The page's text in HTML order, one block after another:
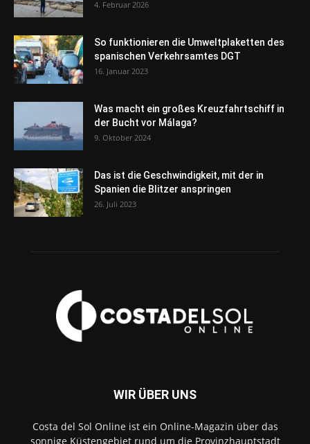
4. Februar 2026
So funktionieren die Umweltplaketten des
spanischen Verkehrsamtes DGT
16. Januar 2023
Was macht ein großes Kreuzfahrtschiff in
der Bucht vor Málaga?
9. Oktober 2024
Das ist die Geschwindigkeit, mit der in
Spanien die Blitzer anspringen
26. Juli 2023
WIR ÜBER UNS
Costa del Sol Online ist ein Online-Magazin über das
sonnige Küstengebiet rund um die Provinzhauptstadt